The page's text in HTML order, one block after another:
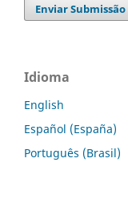
Enviar Submissão
Idioma
English
Español (España)
Português (Brasil)